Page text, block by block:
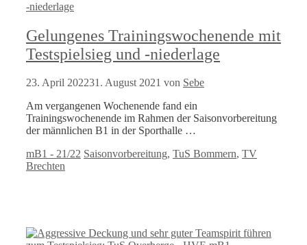
Gelungenes Trainingswochenende mit
Testspielsieg und -niederlage
23. April 202231. August 2021 von Sebe
Am vergangenen Wochenende fand ein
Trainingswochenende im Rahmen der Saisonvorbereitung
der männlichen B1 in der Sporthalle …
Kategorien
mB1 - 21/22 Schlagwörter
Saisonvorbereitung, TuS Bommern, TV
Brechten